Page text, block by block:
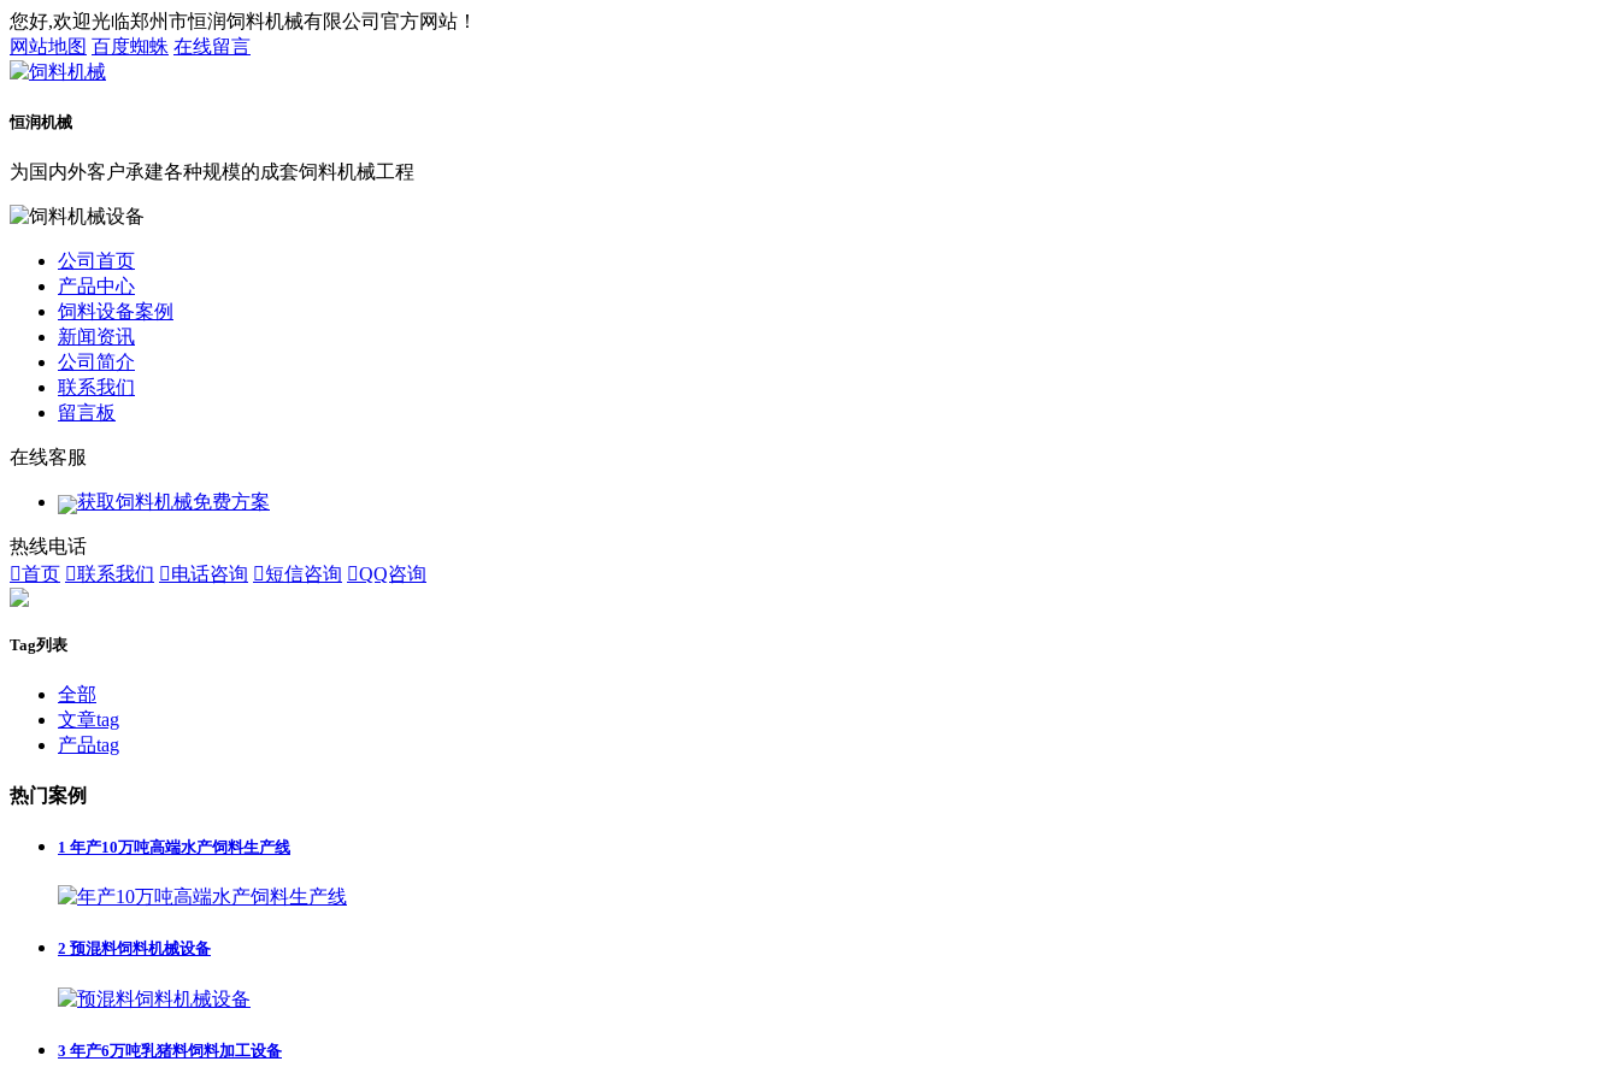
您好,欢迎光临郑州市恒润饲料机械有限公司官方网站！
网站地图 百度蜘蛛 在线留言
恒润机械
为国内外客户承建各种规模的成套饲料机械工程
公司首页
产品中心
饲料设备案例
新闻资讯
公司简介
联系我们
留言板
在线客服
获取饲料机械免费方案
热线电话
首页 联系我们 电话咨询 短信咨询 QQ咨询
Tag列表
全部
文章tag
产品tag
热门案例
1 年产10万吨高端水产饲料生产线
2 预混料饲料机械设备
3 年产6万吨乳猪料饲料加工设备